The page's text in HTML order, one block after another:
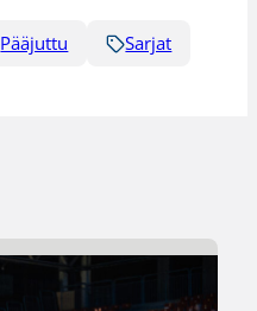
Pääjuttu Sarjat